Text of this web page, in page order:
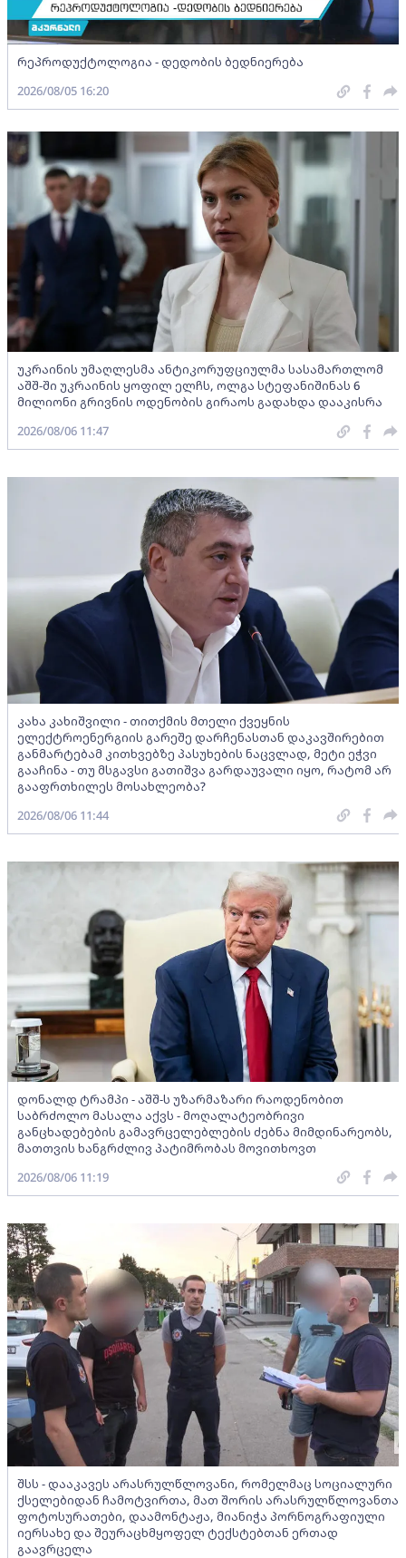
რეპროდუქტოლოგია - დედობის ბედნიერება
2026/08/05 16:20
უკრაინის უმაღლესმა ანტიკორუფციულმა სასამართლომ
აშშ-ში უკრაინის ყოფილ ელჩს, ოლგა სტეფანიშინას 6
მილიონი გრივნის ოდენობის გირაოს გადახდა დააკისრა
2026/08/06 11:47
კახა კახიშვილი - თითქმის მთელი ქვეყნის
ელექტროენერგიის გარეშე დარჩენასთან დაკავშირებით
განმარტებამ კითხვებზე პასუხების ნაცვლად, მეტი ეჭვი
გააჩინა - თუ მსგავსი გათიშვა გარდაუვალი იყო, რატომ არ
გააფრთხილეს მოსახლეობა?
2026/08/06 11:44
დონალდ ტრამპი - აშშ-ს უზარმაზარი რაოდენობით
საბრძოლო მასალა აქვს - მოღალატეობრივი
განცხადებების გამავრცელებლების ძებნა მიმდინარეობს,
მათთვის ხანგრძლივ პატიმრობას მოვითხოვთ
2026/08/06 11:19
შსს - დააკავეს არასრულწლოვანი, რომელმაც სოციალური
ქსელებიდან ჩამოტვირთა, მათ შორის არასრულწლოვანთა
ფოტოსურათები, დაამონტაჟა, მიანიჭა პორნოგრაფიული
იერსახე და შეურაცხმყოფელ ტექსტებთან ერთად
გაავრცელა